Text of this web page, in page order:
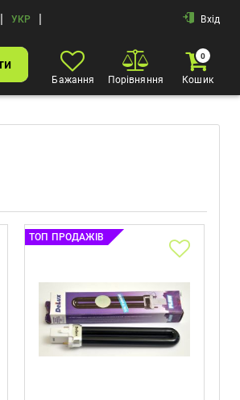
| УКР | Вхід
Бажання Порівняння
0
Кошик
ТОП ПРОДАЖІВ